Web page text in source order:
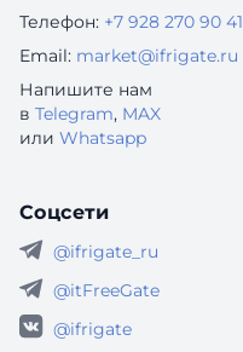
Телефон: +7 928 270 90 41
Email: market@ifrigate.ru
Напишите нам
в Telegram, MAX
или Whatsapp
Соцсети
@ifrigate_ru
@itFreeGate
@ifrigate